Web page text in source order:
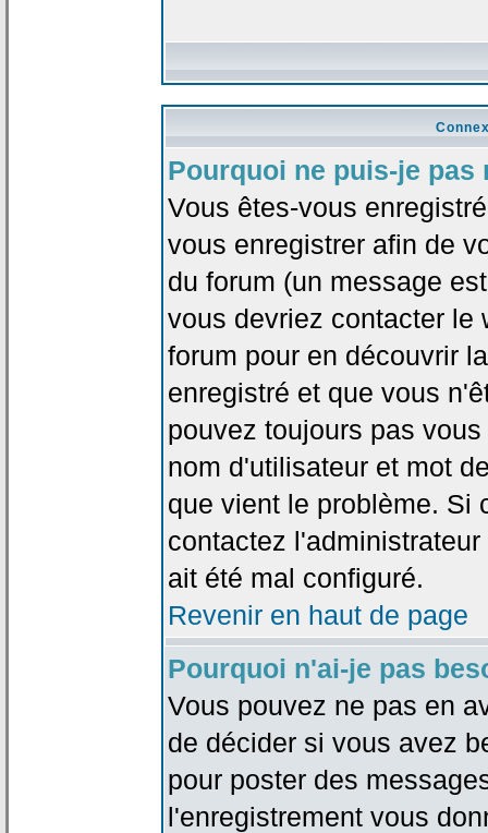
Pourquoi ne puis-je pas
Vous êtes-vous
vous enregistrer afin de
du forum (un message
vous devriez contacter le
forum pour en découvrir
enregistré et que vous
pouvez toujours pas
nom d'utilisateur et mot
que vient le problème. Si
contactez
ait été mal configuré.
Revenir en haut de page
Pourquoi n'ai-je pas
Vous pouvez ne pas en
de décider si vous avez
pour poster des
l'enregistrement vous